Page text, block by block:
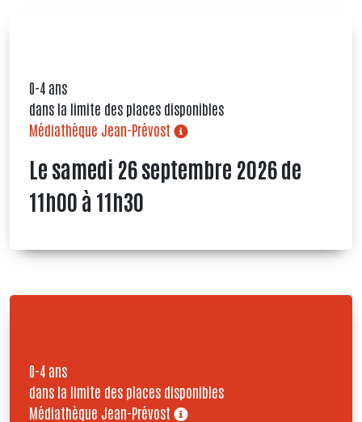
Le samedi 26 septembre 2026 de
11h00 à 11h30
0-4 ans
dans la limite des places disponibles
Médiathèque Jean-Prévost
0-4 ans
dans la limite des places disponibles
Médiathèque Jean-Prévost